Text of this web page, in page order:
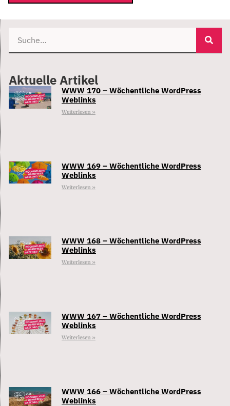
Aktuelle Artikel
WWW 170 – Wöchentliche WordPress
Weblinks
Weiterlesen »
WWW 169 – Wöchentliche WordPress
Weblinks
Weiterlesen »
WWW 168 – Wöchentliche WordPress
Weblinks
Weiterlesen »
WWW 167 – Wöchentliche WordPress
Weblinks
Weiterlesen »
WWW 166 – Wöchentliche WordPress
Weblinks